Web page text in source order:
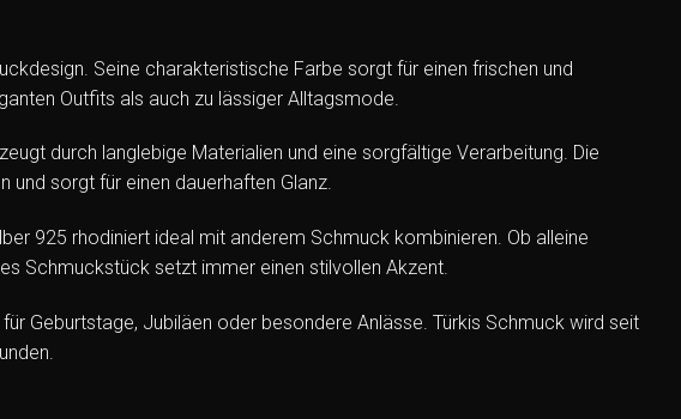
Seine charakteristische Farbe sorgt für einen frischen und
Outfits als auch zu lässiger Alltagsmode.
durch langlebige Materialien und eine sorgfältige Verarbeitung. Die
und sorgt für einen dauerhaften Glanz.
925 rhodiniert ideal mit anderem Schmuck kombinieren. Ob alleine
Schmuckstück setzt immer einen stilvollen Akzent.
Geburtstage, Jubiläen oder besondere Anlässe. Türkis Schmuck wird seit